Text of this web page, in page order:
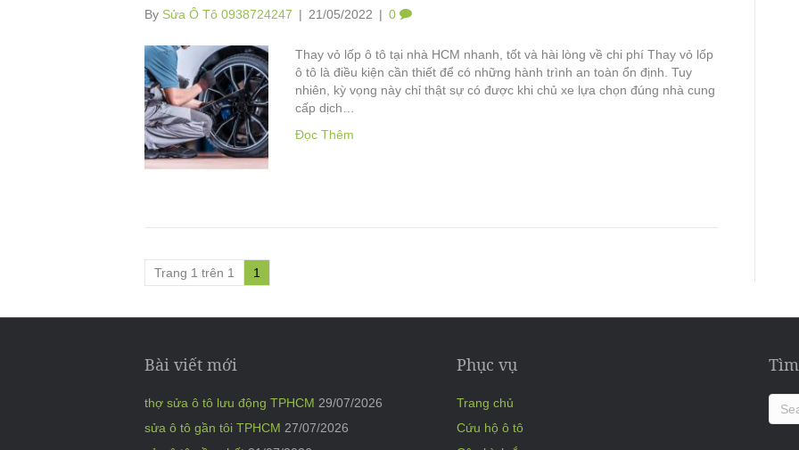
By Sửa Ô Tô 0938724247 | 21/05/2022 | 0
Thay vỏ lốp ô tô tại nhà HCM nhanh, tốt và hài lòng về chi phí Thay vỏ lốp
ô tô là điều kiện cần thiết để có những hành trình an toàn ổn định. Tuy
nhiên, kỳ vọng này chỉ thật sự có được khi chủ xe lựa chọn đúng nhà cung
cấp dịch…
Đọc Thêm
Trang 1 trên 1 1
Bài viết mới
thợ sửa ô tô lưu động TPHCM 29/07/2026
sửa ô tô gần tôi TPHCM 27/07/2026
Phục vụ
Trang chủ
Cứu hộ ô tô